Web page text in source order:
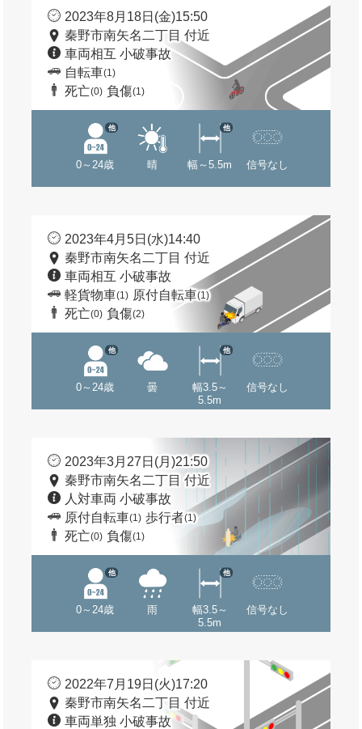
2023年8月18日(金)15:50
秦野市南矢名二丁目 付近
車両相互 小破事故
自転車(1)
死亡(0) 負傷(1)
0～24歳
他
晴 幅～5.5m
他
信号なし
2023年4月5日(水)14:40
秦野市南矢名二丁目 付近
車両相互 小破事故
軽貨物車(1) 原付自転車(1)
死亡(0) 負傷(2)
0～24歳
他
曇
幅3.5～
5.5m
他
信号なし
2023年3月27日(月)21:50
秦野市南矢名二丁目 付近
人対車両 小破事故
原付自転車(1) 歩行者(1)
死亡(0) 負傷(1)
0～24歳
他
雨
幅3.5～
5.5m
他
信号なし
2022年7月19日(火)17:20
秦野市南矢名二丁目 付近
車両単独 小破事故